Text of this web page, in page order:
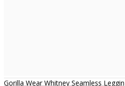
Gorilla Wear Whitney Seamless